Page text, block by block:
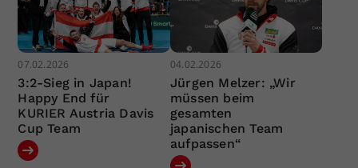
07.02.2026
3:2-Sieg in Japan!
Happy End für
KURIER Austria Davis
Cup Team
04.02.2026
Jürgen Melzer: „Wir
müssen beim
gesamten
japanischen Team
aufpassen“